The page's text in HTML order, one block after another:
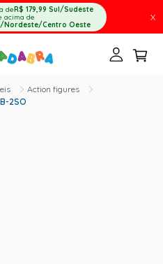
deR$ 179,99 Sul/Sudeste
acima de
Nordeste/Centro Oeste
X
Action figures
2SO